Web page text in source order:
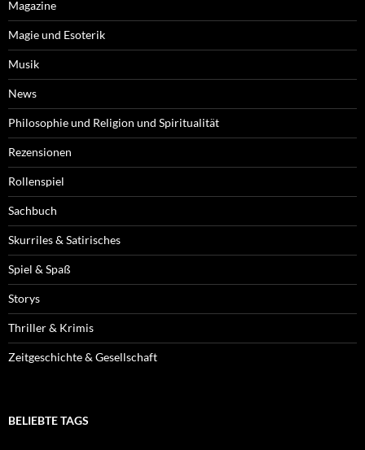
Magazine
Magie und Esoterik
Musik
News
Philosophie und Religion und Spiritualität
Rezensionen
Rollenspiel
Sachbuch
Skurriles & Satirisches
Spiel & Spaß
Storys
Thriller & Krimis
Zeitgeschichte & Gesellschaft
BELIEBTE TAGS